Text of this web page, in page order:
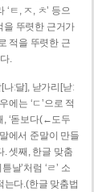
ㅌ, ㅈ, ㅊ’ 등으
을 뚜렷한 근거가
적을 뚜렷한 근
.
나ː달], 낟가리[낟ː
에는 ‘ㄷ’으로 적
, ‘돋보다(←도두
에서 준말이 만들
. 셋째, 한글 맞춤
날’처럼 ‘ㄹ’ 소
는다.(한글 맞춤법